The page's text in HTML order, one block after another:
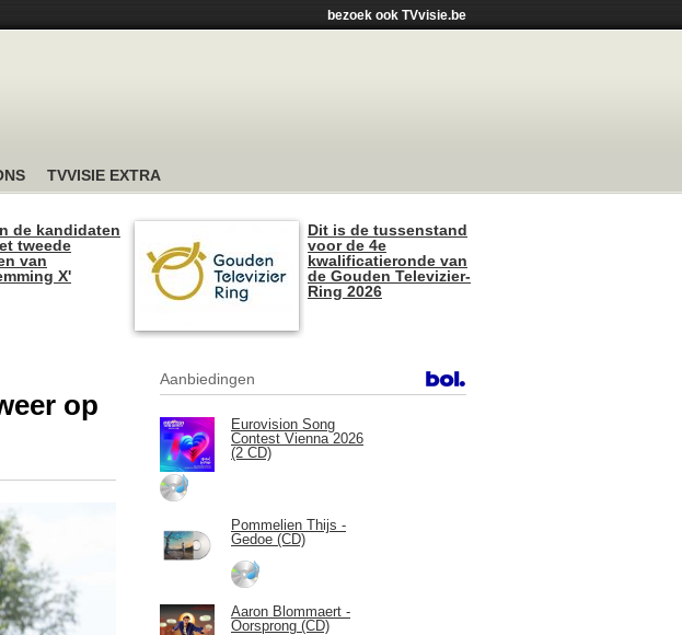
bezoek ook TVvisie.be
TVVISIE EXTRA
de kandidaten
tweede
van
X'
Dit is de tussenstand
voor de 4e
kwalificatieronde van
de Gouden Televizier-
Ring 2026
op
Aanbiedingen
Eurovision Song
Contest Vienna 2026
(2 CD)
Pommelien Thijs -
Gedoe (CD)
Aaron Blommaert -
Oorsprong (CD)